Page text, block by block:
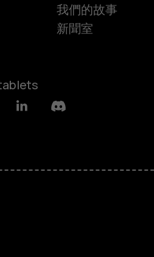
我們的故事
新聞室
LinkedinDiscord